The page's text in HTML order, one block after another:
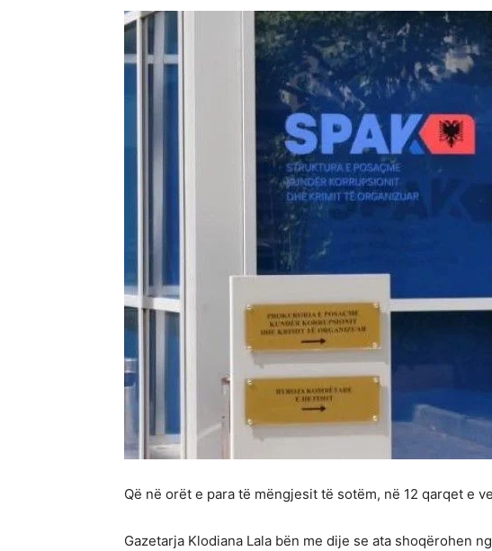
Që në orët e para të mëngjesit të sotëm, në 12 qarqet e
Gazetarja Klodiana Lala bën me dije se ata shoqërohen